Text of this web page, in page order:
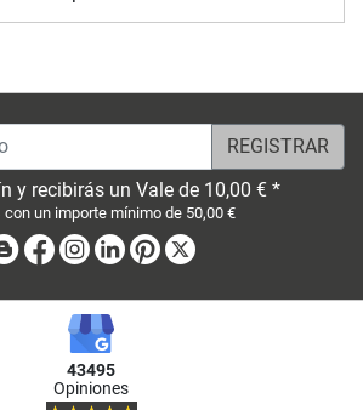
y recibirás un Vale de 10,00 € *
un importe mínimo de 50,00 €
BlogFacebook
Instagram
LinkedinPinterest
43495
Opiniones